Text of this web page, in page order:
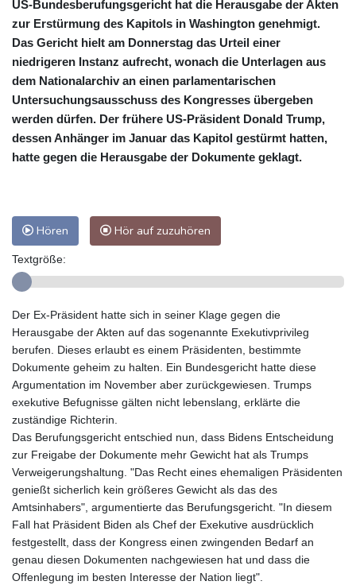
US-Bundesberufungsgericht hat die Herausgabe der Akten
zur Erstürmung des Kapitols in Washington genehmigt.
Das Gericht hielt am Donnerstag das Urteil einer
niedrigeren Instanz aufrecht, wonach die Unterlagen aus
dem Nationalarchiv an einen parlamentarischen
Untersuchungsausschuss des Kongresses übergeben
werden dürfen. Der frühere US-Präsident Donald Trump,
dessen Anhänger im Januar das Kapitol gestürmt hatten,
hatte gegen die Herausgabe der Dokumente geklagt.
Hören Hör auf zuzuhören
Textgröße:
Der Ex-Präsident hatte sich in seiner Klage gegen die
Herausgabe der Akten auf das sogenannte Exekutivprivileg
berufen. Dieses erlaubt es einem Präsidenten, bestimmte
Dokumente geheim zu halten. Ein Bundesgericht hatte diese
Argumentation im November aber zurückgewiesen. Trumps
exekutive Befugnisse gälten nicht lebenslang, erklärte die
zuständige Richterin.
Das Berufungsgericht entschied nun, dass Bidens Entscheidung
zur Freigabe der Dokumente mehr Gewicht hat als Trumps
Verweigerungshaltung. "Das Recht eines ehemaligen Präsidenten
genießt sicherlich kein größeres Gewicht als das des
Amtsinhabers", argumentierte das Berufungsgericht. "In diesem
Fall hat Präsident Biden als Chef der Exekutive ausdrücklich
festgestellt, dass der Kongress einen zwingenden Bedarf an
genau diesen Dokumenten nachgewiesen hat und dass die
Offenlegung im besten Interesse der Nation liegt".